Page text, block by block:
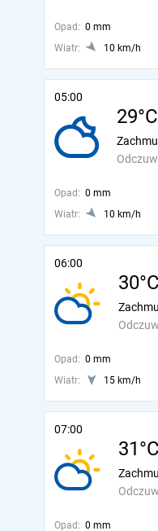
Opad: 0 mm
Wiatr:
10 km/h
05:00
29°C
Opad: 0 mm
Wiatr:
10 km/h
06:00
30°C
Opad: 0 mm
Wiatr:
15 km/h
07:00
31°C
Opad: 0 mm